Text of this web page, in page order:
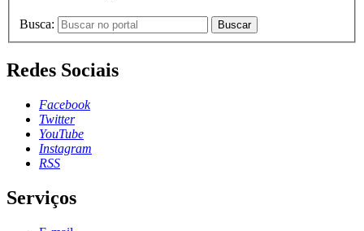
Busca: Buscar
Redes Sociais
Facebook
Twitter
YouTube
Instagram
RSS
Serviços